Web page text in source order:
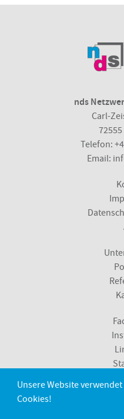
nds
Carl-
Telefon:
Email:
Unsere Website
Cookies!